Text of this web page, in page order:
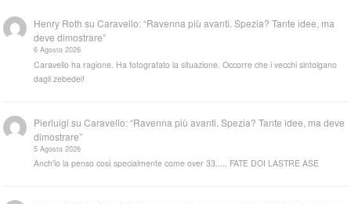
Henry Roth suCaravello: “Ravenna più avanti. Spezia? Tante idee, ma
deve dimostrare”
6 Agosto 2026
Caravello ha ragione. Ha fotografato la situazione. Occorre che i vecchi sintolgano
dagli zebedei!
Pierluigi suCaravello: “Ravenna più avanti. Spezia? Tante idee, ma deve
dimostrare”
5 Agosto 2026
Anch'io la penso così specialmente come over 33..... FATE DOI LASTRE ASE